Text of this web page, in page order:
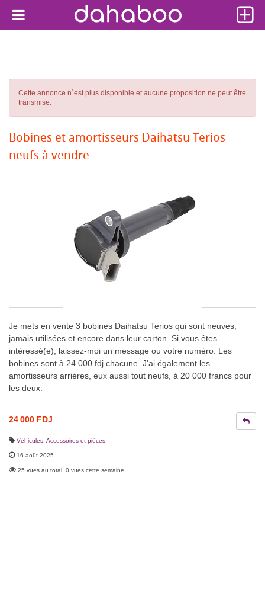
Cette annonce n´est plus disponible et aucune proposition ne peut être
transmise.
Bobines et amortisseurs Daihatsu Terios
neufs à vendre
Je mets en vente 3 bobines Daihatsu Terios qui sont neuves,
jamais utilisées et encore dans leur carton. Si vous êtes
intéressé(e), laissez-moi un message ou votre numéro. Les
bobines sont à 24 000 fdj chacune. J'ai également les
amortisseurs arrières, eux aussi tout neufs, à 20 000 francs pour
les deux.
24 000 FDJ
Véhicules Accessoires et pièces
16 août 2025
25 vues au total, 0 vues cette semaine